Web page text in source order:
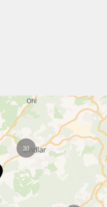
30